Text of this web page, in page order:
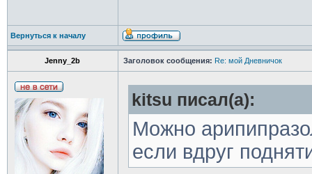
Вернуться к началу
Jenny_2b Заголовок сообщения: Re: мой Дневничок
kitsu писал(а):
Можно
если вдруг